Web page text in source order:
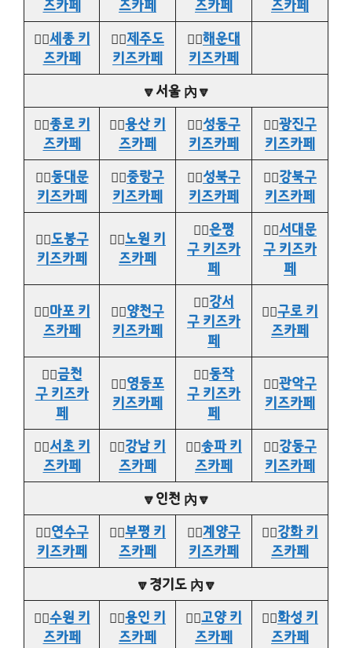
즈카페 즈카페 즈카페
즈카페
👉🏻세종 키
즈카페
👉🏻제주도
키즈카페
👉🏻해운대
키즈카페
🔽서울 內🔽
👉🏻종로 키
즈카페
👉🏻용산 키
즈카페
👉🏻성동구
키즈카페
👉🏻광진구
키즈카페
👉🏻동대문
키즈카페
👉🏻중랑구
키즈카페
👉🏻성북구
키즈카페
👉🏻강북구
키즈카페
👉🏻도봉구
키즈카페
👉🏻노원 키
즈카페
👉🏻은평
구 키즈카
페
👉🏻서대문
구 키즈카
페
👉🏻마포 키
즈카페
👉🏻양천구
키즈카페
👉🏻강서
구 키즈카
페
👉🏻구로 키
즈카페
👉🏻금천
구 키즈카
페
👉🏻영등포
키즈카페
👉🏻동작
구 키즈카
페
👉🏻관악구
키즈카페
👉🏻서초 키
즈카페
👉🏻강남 키
즈카페
👉🏻송파 키
즈카페
👉🏻강동구
키즈카페
🔽인천 內🔽
👉🏻연수구
키즈카페
👉🏻부평 키
즈카페
👉🏻계양구
키즈카페
👉🏻강화 키
즈카페
🔽경기도 內🔽
👉🏻수원 키
즈카페
👉🏻용인 키
즈카페
👉🏻고양 키
즈카페
👉🏻화성 키
즈카페